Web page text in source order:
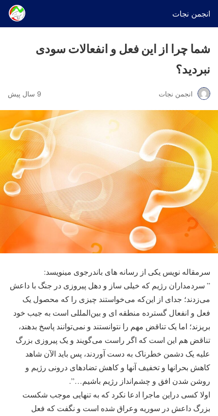
انجمن نجات
شما چرا از این فعل و انفعالات سودی
نبردید؟
انجمن نجات 9 سال پیش
سرمقاله نویس یکی از رسانه های باندرجوی مینویسد:
” سردمداران رژیم که خیلی ساز و دهل پیروزی در جنگ با داعش
می‌زدند؛ جدای از این‌که می‌خواستند چیزی را که محصول یک
فعل و انفعال گسترده منطقه‌ ای و بین‌المللی است به جیب خود
بریزند؛ اما یک تناقض مهم را نتوانستند و نمی‌توانند پاسخ بدهند،
تناقض هم این است که اگر راست می‌گویند و یک پیروزی بزرگ
علیه یک دشمن خطرناک به دست آوردند، پس باید الآن شاهد
کاهش بحرانها و تخفیف آنها و کاهش تضادهای درونی رژیم و
روشن شدن افق و چشم‌انداز رژیم باشیم…”.
اولا کسی دراین ماجرا ادعا نکرد که به تنهایی موجب شکست
بزرگ داعش در سوریه وعراق شده است و نگفت که فعل